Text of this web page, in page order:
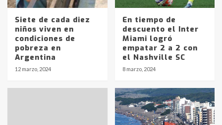
Siete de cada diez
niños viven en
condiciones de
pobreza en
Argentina
12 marzo, 2024
En tiempo de
descuento el Inter
Miami logró
empatar 2 a 2 con
el Nashville SC
8 marzo, 2024